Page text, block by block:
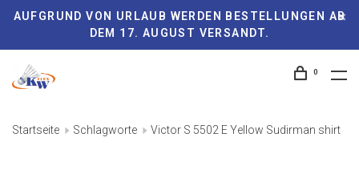
AUFGRUND VON URLAUB WERDEN BESTELLUNGEN AB
DEM 17. AUGUST VERSANDT.
0
Startseite Schlagworte Victor S 5502 E Yellow Sudirman shirt